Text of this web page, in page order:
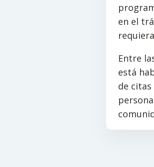
en el
Entre
está
de